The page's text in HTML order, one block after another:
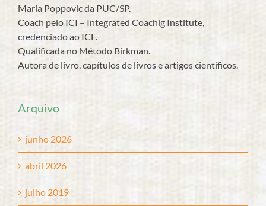
Maria Poppovic da PUC/SP.
Coach pelo ICI – Integrated Coachig Institute,
credenciado ao ICF.
Qualificada no Método Birkman.
Autora de livro, capítulos de livros e artigos científicos.
Arquivo
junho 2026
abril 2026
julho 2019